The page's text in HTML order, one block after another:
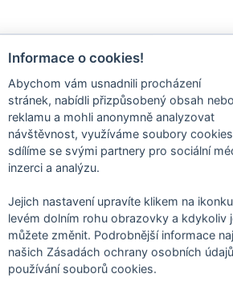
Nosnost: 1,2 /
Nosnost:1,2 /
Informace o cookies!
Abychom vám usnadnili procházení
stránek, nabídli přizpůsobený obsah nebo
reklamu a mohli anonymně analyzovat
návštěvnost, využíváme soubory
sdílíme se svými partnery pro sociální
inzerci a analýzu.
Jejich nastavení upravíte klikem na
levém dolním rohu obrazovky a kdykoliv
můžete změnit. Podrobnější informace
našich Zásadách ochrany osobních
používání souborů cookies.